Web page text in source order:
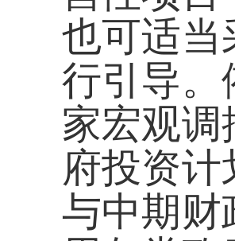
也可适当
行引导。
家宏观调
府投资
与中期财